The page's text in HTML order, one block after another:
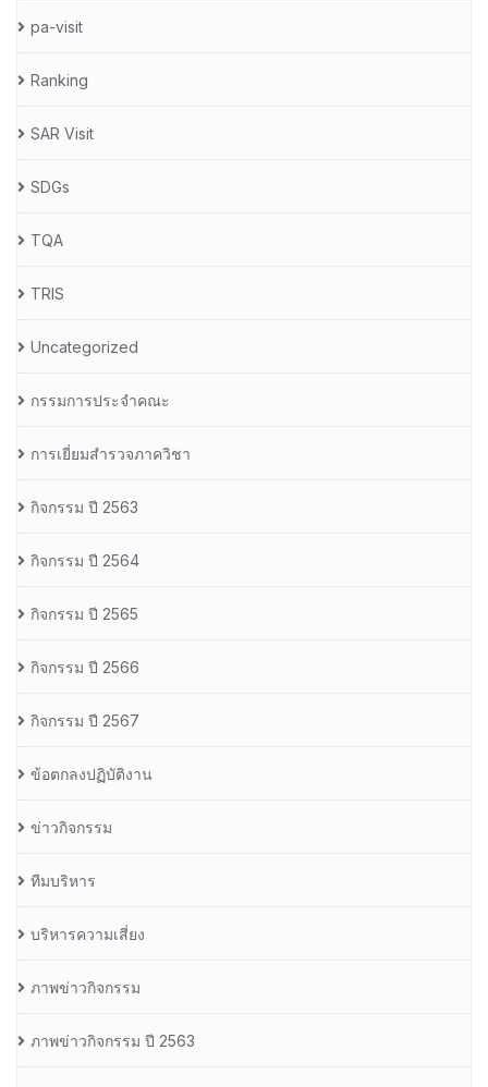
pa-visit
Ranking
SAR Visit
SDGs
TQA
TRIS
Uncategorized
กรรมการประจำคณะ
การเยี่ยมสำรวจภาควิชา
กิจกรรม ปี 2563
กิจกรรม ปี 2564
กิจกรรม ปี 2565
กิจกรรม ปี 2566
กิจกรรม ปี 2567
ข้อตกลงปฏิบัติงาน
ข่าวกิจกรรม
ทีมบริหาร
บริหารความเสี่ยง
ภาพข่าวกิจกรรม
ภาพข่าวกิจกรรม ปี 2563